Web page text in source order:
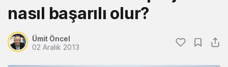
nasıl başarılı olur?
Ümit Öncel
02 Aralık 2013